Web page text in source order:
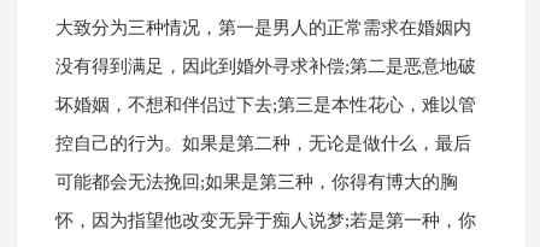
大致分为三种情况，第一是男人的正常需求在婚姻内
没有得到满足，因此到婚外寻求补偿;第二是恶意地破
坏婚姻，不想和伴侣过下去;第三是本性花心，难以管
控自己的行为。如果是第二种，无论是做什么，最后
可能都会无法挽回;如果是第三种，你得有博大的胸
怀，因为指望他改变无异于痴人说梦;若是第一种，你